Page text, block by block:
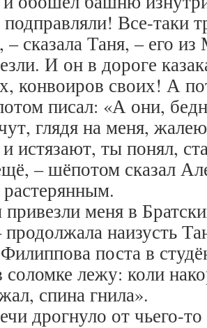
Все-таки
– сказала Таня, – его
И он в дороге
конвоиров своих! А
писал: «А они,
глядя на меня,
истязают, ты понял,
– шёпотом сказал
меня в
продолжала наизусть
поста в
соломке лежу: коли
спина гнила».
дрогнуло от чьего-